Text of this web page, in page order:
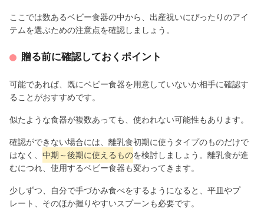
ここでは数あるベビー食器の中から、出産祝いにぴったりのアイ
テムを選ぶための注意点を確認しましょう。
贈る前に確認しておくポイント
可能であれば、既にベビー食器を用意していないか相手に確認す
ることがおすすめです。
似たような食器が複数あっても、使われない可能性もあります。
確認ができない場合には、離乳食初期に使うタイプのものだけで
はなく、 中期～後期に使えるものを検討しましょう。離乳食が進
むにつれ、使用するベビー食器も変わってきます。
少しずつ、自分で手づかみ食べをするようになると、平皿やプ
レート、そのほか握りやすいスプーンも必要です。